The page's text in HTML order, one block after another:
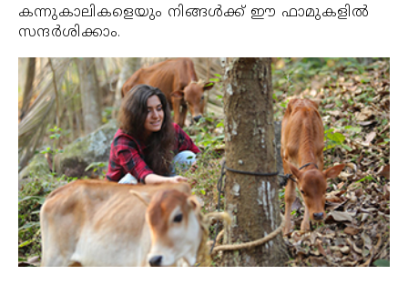
കന്നുകാലികളെയും നിങ്ങള്‍ക്ക് ഈ ഫാമുകളില്‍
സന്ദര്‍ശിക്കാം.